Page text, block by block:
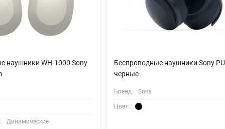
и приложением Sony | Sound Connect вы можете
с максимальным погружением. Усовершенствованный
звукового пространства, расстояния и высоты, позволяя вам
помехи от ветра, что снижает уровень шума во время
наушники WH-1000 Sony
Динамические
Беспроводные наушники Sony
черные
Бренд: Sony
Цвет: